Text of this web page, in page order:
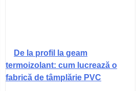
De la profil la geam
termoizolant: cum lucrează o
fabrică de tâmplărie PVC